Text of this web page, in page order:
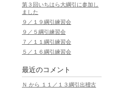
第３回いちはら大綱引に参加し
ました
９／１９綱引練習会
９／５綱引練習会
７／１１綱引練習会
５／１６綱引練習会
最近のコメント
Ｎ から １１／１３綱引出稽古